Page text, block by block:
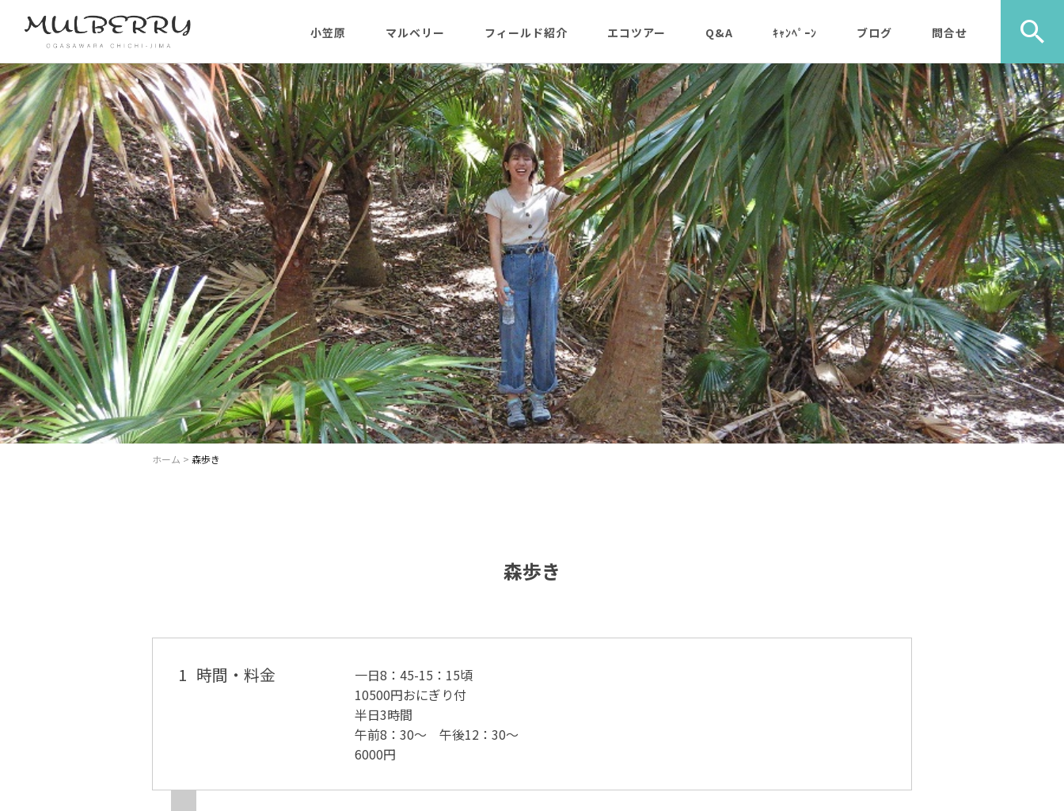
小笠原
小笠原の概略紹介
小笠原の一年（月ごと
に）
父島旬情報
小笠原に来なくてはいけ
ない理由
父島主要観光ポイント
女性モデルの写真、女子
旅の参考になるかしら？
小笠原・硫黄島関連図書 硫黄島・北硫黄島
南鳥島
マルベリー
マルベリーのウリは？ ABOUT
屋号･マルベリーについ
て（2007年投稿・再編集
版）
ガイド紹介
理念・コンセプト・エコ
ツアー考え方など
分担執筆の本・報告書
資料編 マルベリーレポート集
小笠原の概略紹介
資料編（小笠原・国内）
戦跡資料・情報編
フィールド紹介
フィールド網羅
千尋岩（ハートロック）
コース
東平＆初寝山（森歩き）
傘山（森歩きコース）
桑ノ木山ルート（森歩
き）
小笠原で見られる維管束
植物（種子植物・シダ)
都道一周植物
小笠原・父島の戦跡 父島戦争概要
戦跡資料・情報編
夜明山戦跡群
大村第二砲台跡
小笠原・父島の史跡・碑
父島のおもな観光･学習
施設
父島で見られる地質紹介
（写真）
エコツアー
日程・予約状況
料金・予定・予約
エコツアーの様子
全ツアーメニュー
山歩き（千尋岩）と森歩
き
マルベリーパック（2名
様から）・・休止中（’2
3/11月以降）
参加の皆様へ
利用のルールやガイドラ
イン
Q&A ｷｬﾝﾍﾟｰﾝ ブログ
エコツアー
植物
自然
戦跡
その他 島一周
生き物
歴史
小笠原
問合せ
旅行社・学校団体様など
メディア・取材・コンサ
ルタント様
ホーム > 森歩き
森歩き
1 時間・料金
一日8：45-15：15頃
10500円おにぎり付
半日3時間
午前8：30～ 午後12：30～
6000円